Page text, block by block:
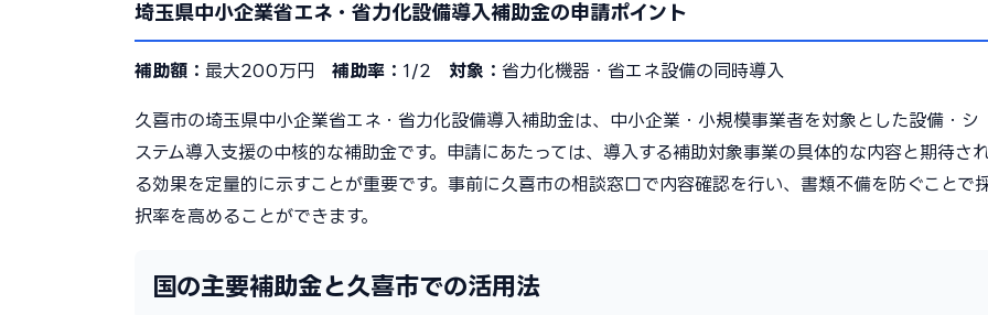
埼玉県中小企業省エネ・省力化設備導入補助金の申請ポイント
補助額： 最大200万円 補助率： 1/2 対象： 省力化機器・省エネ設備の同時導入
久喜市の埼玉県中小企業省エネ・省力化設備導入補助金は、中小企業・小規模事業者を対象とした設備・シ
ステム導入支援の中核的な補助金です。申請にあたっては、導入する補助対象事業の具体的な内容と期待さ
る効果を定量的に示すことが重要です。事前に久喜市の相談窓口で内容確認を行い、書類不備を防ぐことで
択率を高めることができます。
国の主要補助金と久喜市での活用法